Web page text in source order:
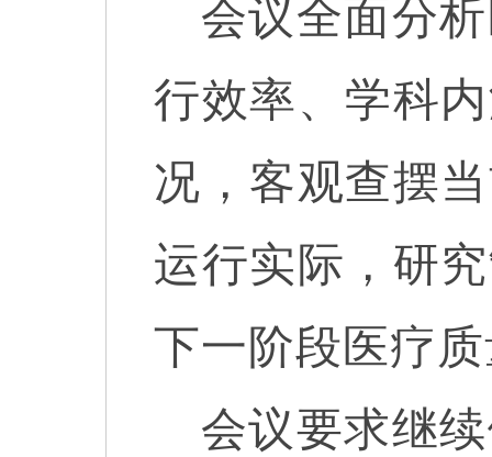
会议全面分
行效率、学科
况，客观查摆
运行实际，研
下一阶段医疗
会议要求继